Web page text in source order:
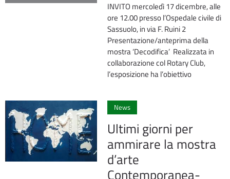
INVITO mercoledì 17 dicembre, alle
ore 12.00 presso l’Ospedale civile di
Sassuolo, in via F. Ruini 2
Presentazione/anteprima della
mostra ‘Decodifica’ Realizzata in
collaborazione col Rotary Club,
l’esposizione ha l’obiettivo
News
Ultimi giorni per
ammirare la mostra
d’arte
Contemporanea-